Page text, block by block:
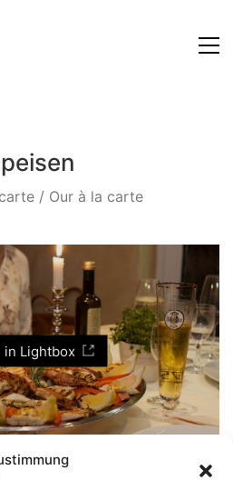
/ Our à la carte
in Lightbox